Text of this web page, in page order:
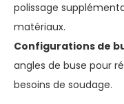
polissage
matériaux.
Configurations de
angles de buse pour
besoins de soudage.